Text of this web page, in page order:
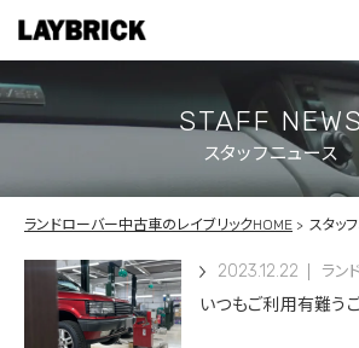
PARTS
CONTACT
PRIVACY POLICY
STAFF NEWS
スタッフニュース
ランドローバー中古車のレイブリックHOME スタッ
2023.12.22
いつもご利用有難うご